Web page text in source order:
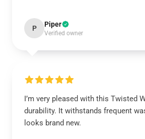
P Piper
Verified owner
I’m very pleased with this Twisted
durability. It withstands frequent
looks brand new.